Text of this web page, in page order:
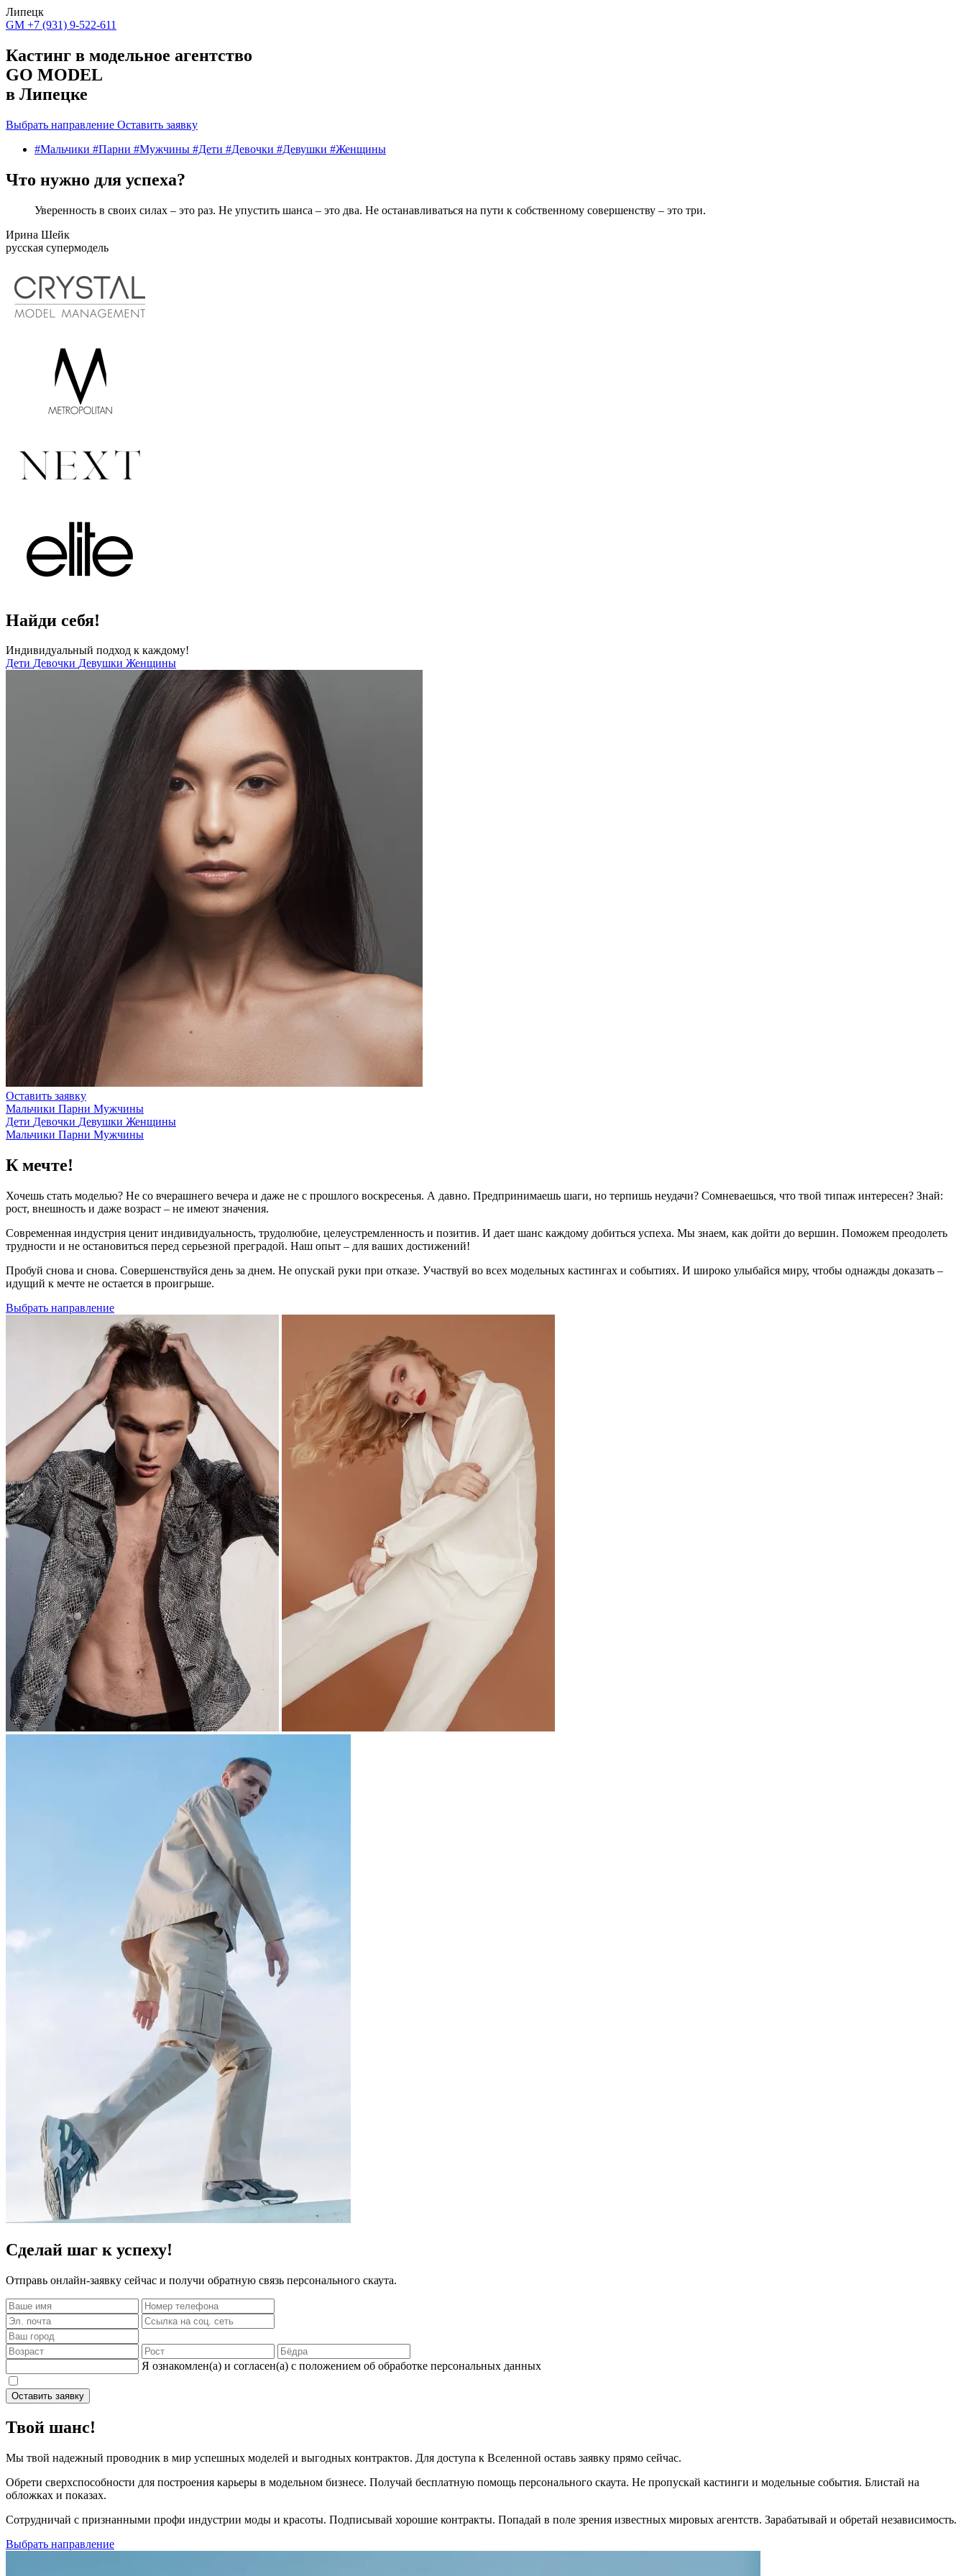
Липецк
GM +7 (931) 9-522-611
Кастинг в модельное агентство
GO MODEL
в Липецке
Выбрать направление Оставить заявку
#Мальчики #Парни #Мужчины #Дети #Девочки #Девушки #Женщины
Что нужно для успеха?
Уверенность в своих силах – это раз. Не упустить шанса – это два. Не останавливаться на пути к собственному совершенству – это три.
Ирина Шейк
русская супермодель
Найди себя!
Индивидуальный подход к каждому!
Дети Девочки Девушки Женщины
Оставить заявку
Мальчики Парни Мужчины
Дети Девочки Девушки Женщины
Мальчики Парни Мужчины
К мечте!
Хочешь стать моделью? Не со вчерашнего вечера и даже не с прошлого воскресенья. А давно. Предпринимаешь шаги, но терпишь неудачи? Сомневаешься, что твой типаж интересен? Знай:
рост, внешность и даже возраст – не имеют значения.
Современная индустрия ценит индивидуальность, трудолюбие, целеустремленность и позитив. И дает шанс каждому добиться успеха. Мы знаем, как дойти до вершин. Поможем преодолеть
трудности и не остановиться перед серьезной преградой. Наш опыт – для ваших достижений!
Пробуй снова и снова. Совершенствуйся день за днем. Не опускай руки при отказе. Участвуй во всех модельных кастингах и событиях. И широко улыбайся миру, чтобы однажды доказать –
идущий к мечте не остается в проигрыше.
Выбрать направление
Сделай шаг к успеху!
Отправь онлайн-заявку сейчас и получи обратную связь персонального скаута.
Я ознакомлен(а) и согласен(а) c положением об обработке персональных данных
Оставить заявку
Твой шанс!
Мы твой надежный проводник в мир успешных моделей и выгодных контрактов. Для доступа к Вселенной оставь заявку прямо сейчас.
Обрети сверхспособности для построения карьеры в модельном бизнесе. Получай бесплатную помощь персонального скаута. Не пропускай кастинги и модельные события. Блистай на
обложках и показах.
Сотрудничай с признанными профи индустрии моды и красоты. Подписывай хорошие контракты. Попадай в поле зрения известных мировых агентств. Зарабатывай и обретай независимость.
Выбрать направление